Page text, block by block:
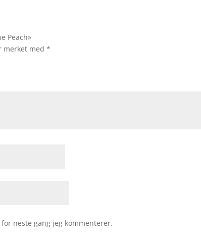
Peach»
merket med*
neste gang jeg kommenterer.